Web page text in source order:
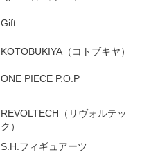
Gift
KOTOBUKIYA（コトブキヤ）
ONE PIECE P.O.P
REVOLTECH（リヴォルテッ
ク）
S.H.フィギュアーツ